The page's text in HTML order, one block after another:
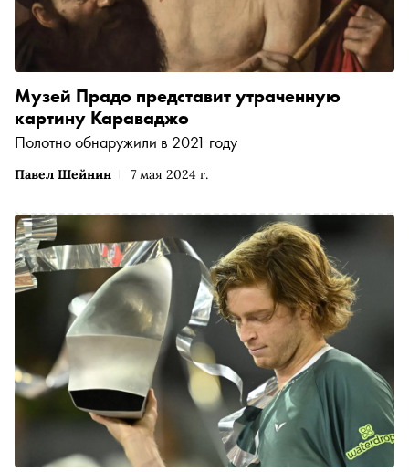
Павел Шейнин 7 мая 2024 г.
Музей Прадо представит утраченную
картину Караваджо
Полотно обнаружили в 2021 году